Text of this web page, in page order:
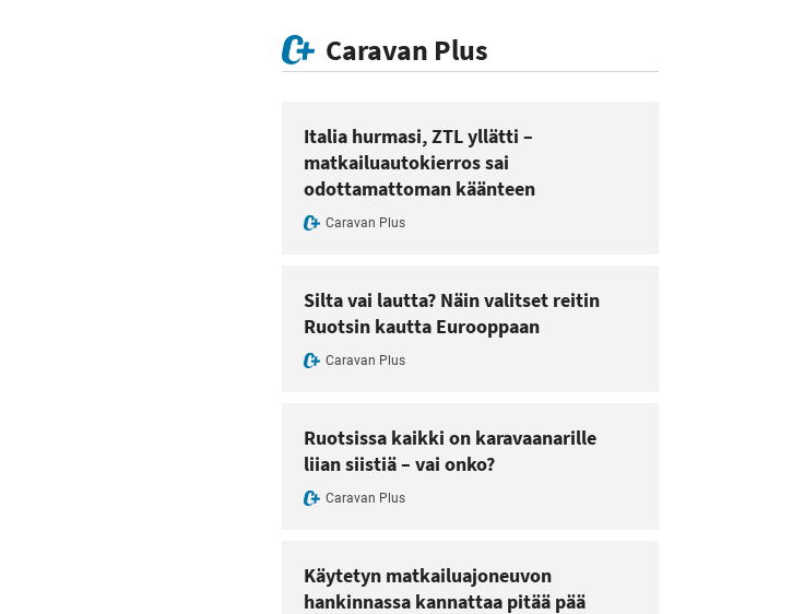
Caravan Plus
Italia hurmasi, ZTL yllätti –
matkailuautokierros sai
odottamattoman käänteen
Caravan Plus
Silta vai lautta? Näin valitset reitin
Ruotsin kautta Eurooppaan
Caravan Plus
Ruotsissa kaikki on karavaanarille
liian siistiä – vai onko?
Caravan Plus
Käytetyn matkailuajoneuvon
hankinnassa kannattaa pitää pää